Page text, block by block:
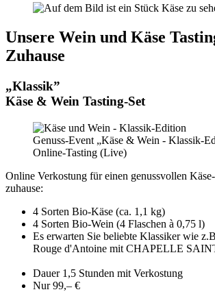
Unsere Wein und Käse
Zuhause
„Klassik”
Käse & Wein Tasting-Set
Genuss-Event „Käse & Wein - Klassik-
Online-Tasting (Live)
Online Verkostung für einen genussvollen
zuhause:
4 Sorten Bio-Käse (ca. 1,1 kg)
4 Sorten Bio-Wein (4 Flaschen à 0,75 l)
Es erwarten Sie beliebte Klassiker wie
Rouge d'Antoine mit CHAPELLE
Dauer 1,5 Stunden mit Verkostung
Nur 99,– €